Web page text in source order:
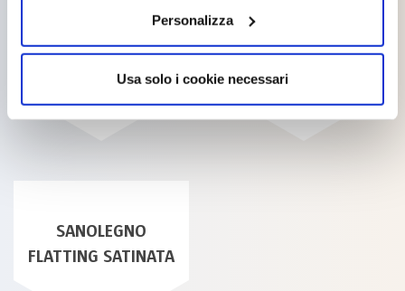
Personalizza
Usa solo i cookie necessari
SANOLEGNO
SANOLEGNO
SANOLEGNO
FLATTING SATINATA